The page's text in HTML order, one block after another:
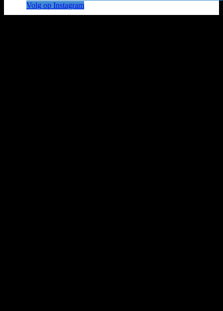
Volg op Instagram